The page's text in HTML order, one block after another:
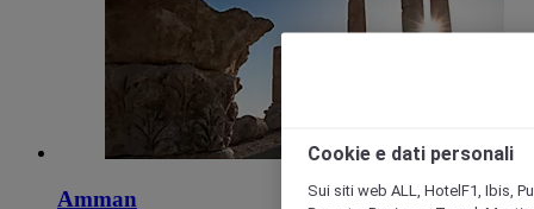
Amman
Cookie e dati personali
Sui siti web ALL, HotelF1, Ibis,